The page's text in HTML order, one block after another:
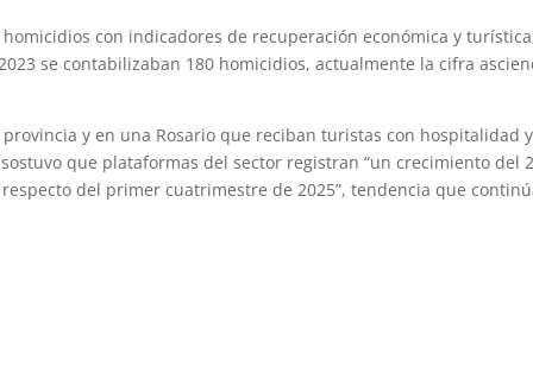
con indicadores de recuperación económica y
se contabilizaban 180 homicidios, actualmente la cifra
y en una Rosario que reciban turistas con hospitalidad y
que plataformas del sector registran “un crecimiento del
del primer cuatrimestre de 2025”, tendencia que